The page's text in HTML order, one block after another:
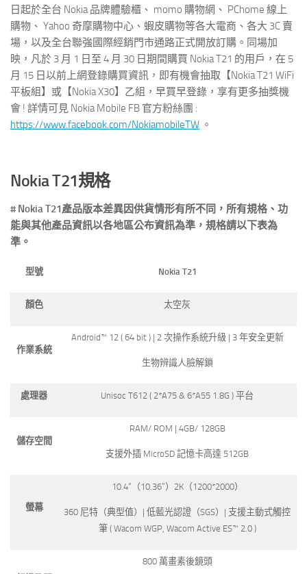
日起於全台 Nokia 品牌體驗櫃、 momo 購物網、 PChome 線上
購物、 Yahoo 奇摩購物中心、蝦皮購物等各大電商、各大 3C 賣
場，以及全台聯強國際經銷門市通路正式開放訂購。同場加
映，凡於 3 月 1 日至 4 月 30 日期間購買 Nokia T21 的用戶，在 5
月 15 日以前上網登錄購買資訊，即有機會抽取【Nokia T21 WiFi
平板組】或【Nokia X30】乙組，早買早登錄，享有更多抽獎機
會 ! 詳情可見 Nokia Mobile FB 官方粉絲團 :
https://www.facebook.com/NokiamobileTW 。
Nokia T21規格
# Nokia T21產品版本差異因供貨情形有所不同，所有規格、功
能與其他產品資訊以各地區公布資訊為準，規格請以下表為
準。
型號 Nokia T21
顏色 太空灰
作業系統
Android™ 12 ( 64 bit ) | 2 次操作系統升級 | 3 年安全更新
生物辨識人臉解鎖
處理器 Unisoc T612 ( 2*A75 & 6*A55 1.8G ) 平台
儲存空間
RAM/ ROM | 4GB/ 128GB
支援外插 MicroSD 記憶卡高達 512GB
螢幕
10.4“（10.36”）2K（1200*2000）
360 尼特（典型值）| 低藍光認證（SGS）| 支援主動式觸控
筆 ( Wacom WGP, Wacom Active ES™ 2.0 )
800 萬畫素後鏡頭